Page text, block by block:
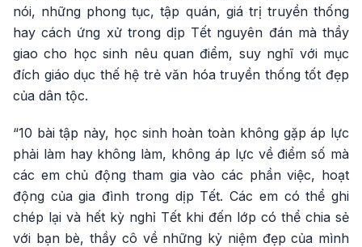
nói, những phong tục, tập quán, giá trị truyền thống
hay cách ứng xử trong dịp Tết nguyên đán mà thầy
giao cho học sinh nêu quan điểm, suy nghĩ với mục
đích giáo dục thế hệ trẻ văn hóa truyền thống tốt đẹp
của dân tộc.
“10 bài tập này, học sinh hoàn toàn không gặp áp lực
phải làm hay không làm, không áp lực về điểm số mà
các em chủ động tham gia vào các phần việc, hoạt
động của gia đình trong dịp Tết. Các em có thể ghi
chép lại và hết kỳ nghỉ Tết khi đến lớp có thể chia sẻ
với bạn bè, thầy cô về những kỷ niệm đẹp của mình